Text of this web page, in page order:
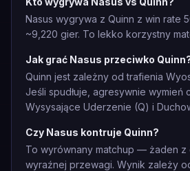
Nasus wygrywa z Quinn z win rate
~9,220 gier. To lekko korzystny
Jak grać Nasus przeciwko
Quinn jest zależny od trafienia
Jeśli spudłuje, agresywnie wymień
Wysysające Uderzenie (Q) i
Czy Nasus kontruje Quinn?
To wyrównany matchup — żaden z
wyraźnej przewagi. Wynik zależy